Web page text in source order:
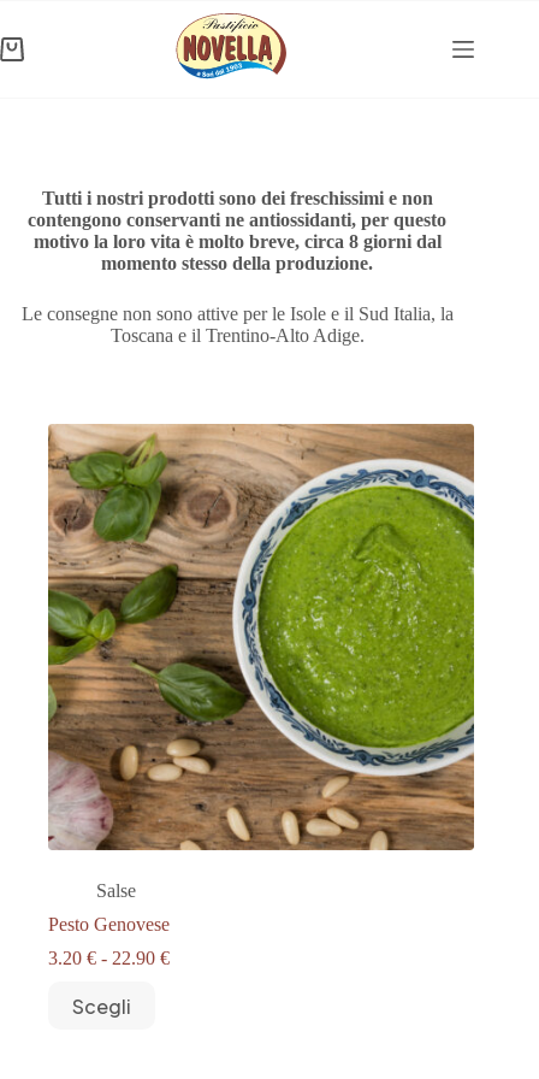
contenuto
Carrello
Tutti i nostri prodotti sono dei freschissimi e non
contengono conservanti ne antiossidanti, per questo
motivo la loro vita è molto breve, circa 8 giorni dal
momento stesso della produzione.
Le consegne non sono attive per le Isole e il Sud Italia, la
Toscana e il Trentino-Alto Adige.
Salse
Pesto Genovese
3.20 € - 22.90 €Fascia
Scegli
prodotto